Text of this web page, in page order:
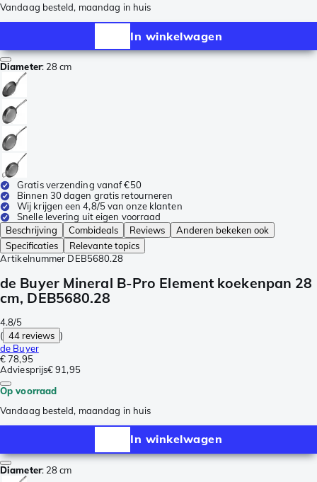
Vandaag besteld, maandag in huis
In winkelwagen
Diameter: 28 cm
Gratis verzending vanaf €50
Binnen 30 dagen gratis retourneren
Wij krijgen een 4,8/5 van onze klanten
Snelle levering uit eigen voorraad
Beschrijving
Combideals Reviews
Anderen bekeken ook
Specificaties
Relevante topics
Artikelnummer DEB5680.28
de Buyer Mineral B-Pro Element koekenpan 28
cm, DEB5680.28
4.8/5
( 44 reviews )
de Buyer
€ 78,95
Adviesprijs€ 91,95
Op voorraad
Vandaag besteld, maandag in huis
In winkelwagen
Diameter: 28 cm